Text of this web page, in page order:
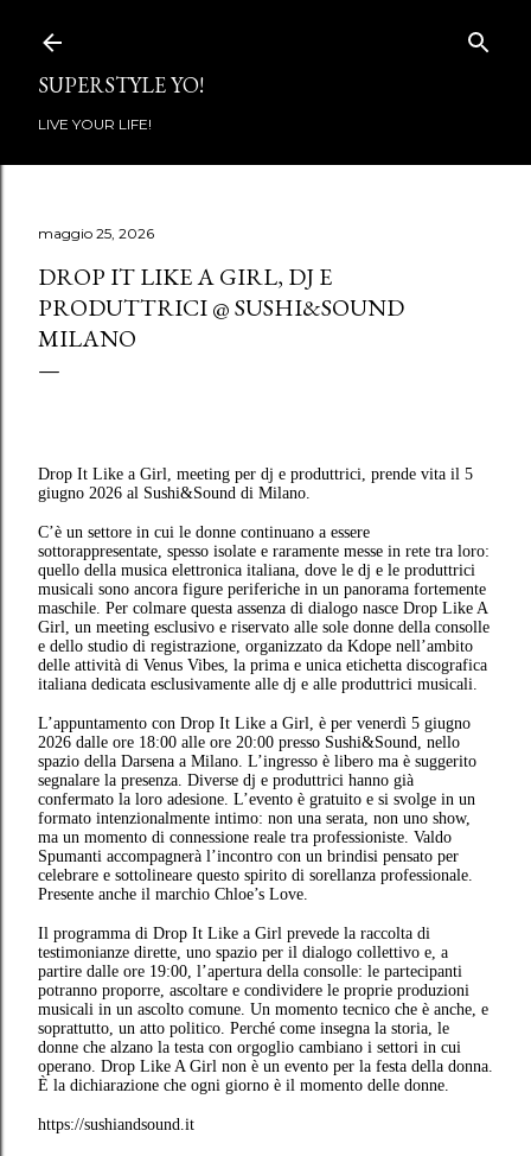
SUPERSTYLE YO!
LIVE YOUR LIFE!
maggio 25, 2026
DROP IT LIKE A GIRL, DJ E
PRODUTTRICI @ SUSHI&SOUND
MILANO
Drop It Like a Girl, meeting per dj e produttrici, prende vita il 5
giugno 2026 al Sushi&Sound di Milano.
C’è un settore in cui le donne continuano a essere
sottorappresentate, spesso isolate e raramente messe in rete tra loro:
quello della musica elettronica italiana, dove le dj e le produttrici
musicali sono ancora figure periferiche in un panorama fortemente
maschile. Per colmare questa assenza di dialogo nasce Drop Like A
Girl, un meeting esclusivo e riservato alle sole donne della consolle
e dello studio di registrazione, organizzato da Kdope nell’ambito
delle attività di Venus Vibes, la prima e unica etichetta discografica
italiana dedicata esclusivamente alle dj e alle produttrici musicali.
L’appuntamento con Drop It Like a Girl, è per venerdì 5 giugno
2026 dalle ore 18:00 alle ore 20:00 presso Sushi&Sound, nello
spazio della Darsena a Milano. L’ingresso è libero ma è suggerito
segnalare la presenza. Diverse dj e produttrici hanno già
confermato la loro adesione. L’evento è gratuito e si svolge in un
formato intenzionalmente intimo: non una serata, non uno show,
ma un momento di connessione reale tra professioniste. Valdo
Spumanti accompagnerà l’incontro con un brindisi pensato per
celebrare e sottolineare questo spirito di sorellanza professionale.
Presente anche il marchio Chloe’s Love.
Il programma di Drop It Like a Girl prevede la raccolta di
testimonianze dirette, uno spazio per il dialogo collettivo e, a
partire dalle ore 19:00, l’apertura della consolle: le partecipanti
potranno proporre, ascoltare e condividere le proprie produzioni
musicali in un ascolto comune. Un momento tecnico che è anche, e
soprattutto, un atto politico. Perché come insegna la storia, le
donne che alzano la testa con orgoglio cambiano i settori in cui
operano. Drop Like A Girl non è un evento per la festa della donna.
È la dichiarazione che ogni giorno è il momento delle donne.
https://sushiandsound.it